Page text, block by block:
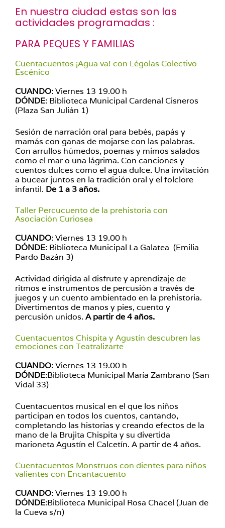
En nuestra ciudad estas son las
actividades programadas :
PARA PEQUES Y FAMILIAS
Cuentacuentos ¡Agua va! con Légolas Colectivo
Escénico
CUANDO: Viernes 13 19.00 h
DÓNDE: Biblioteca Municipal Cardenal Cisneros
(Plaza San Julián 1)
Sesión de narración oral para bebés, papás y
mamás con ganas de mojarse con las palabras.
Con arrullos húmedos, poemas y mimos salados
como el mar o una lágrima. Con canciones y
cuentos dulces como el agua dulce. Una invitación
a bucear juntos en la tradición oral y el folclore
infantil. De 1 a 3 años.
Taller Percucuento de la prehistoria con
Asociación Curiosea
CUANDO: Viernes 13 19.00 h
DÓNDE: Biblioteca Municipal La Galatea (Emilia
Pardo Bazán 3)
Actividad dirigida al disfrute y aprendizaje de
ritmos e instrumentos de percusión a través de
juegos y un cuento ambientado en la prehistoria.
Divertimentos de manos y pies, cuento y
percusión unidos. A partir de 4 años.
Cuentacuentos Chispita y Agustín descubren las
emociones con Teatralizarte
CUANDO: Viernes 13 19.00 h
DÓNDE:Biblioteca Municipal María Zambrano (San
Vidal 33)
Cuentacuentos musical en el que los niños
participan en todos los cuentos, cantando,
completando las historias y creando efectos de la
mano de la Brujita Chispita y su divertida
marioneta Agustín el Calcetín. A partir de 4 años.
Cuentacuentos Monstruos con dientes para niños
valientes con Encantacuento
CUANDO: Viernes 13 19.00 h
DÓNDE:Biblioteca Municipal Rosa Chacel (Juan de
la Cueva s/n)